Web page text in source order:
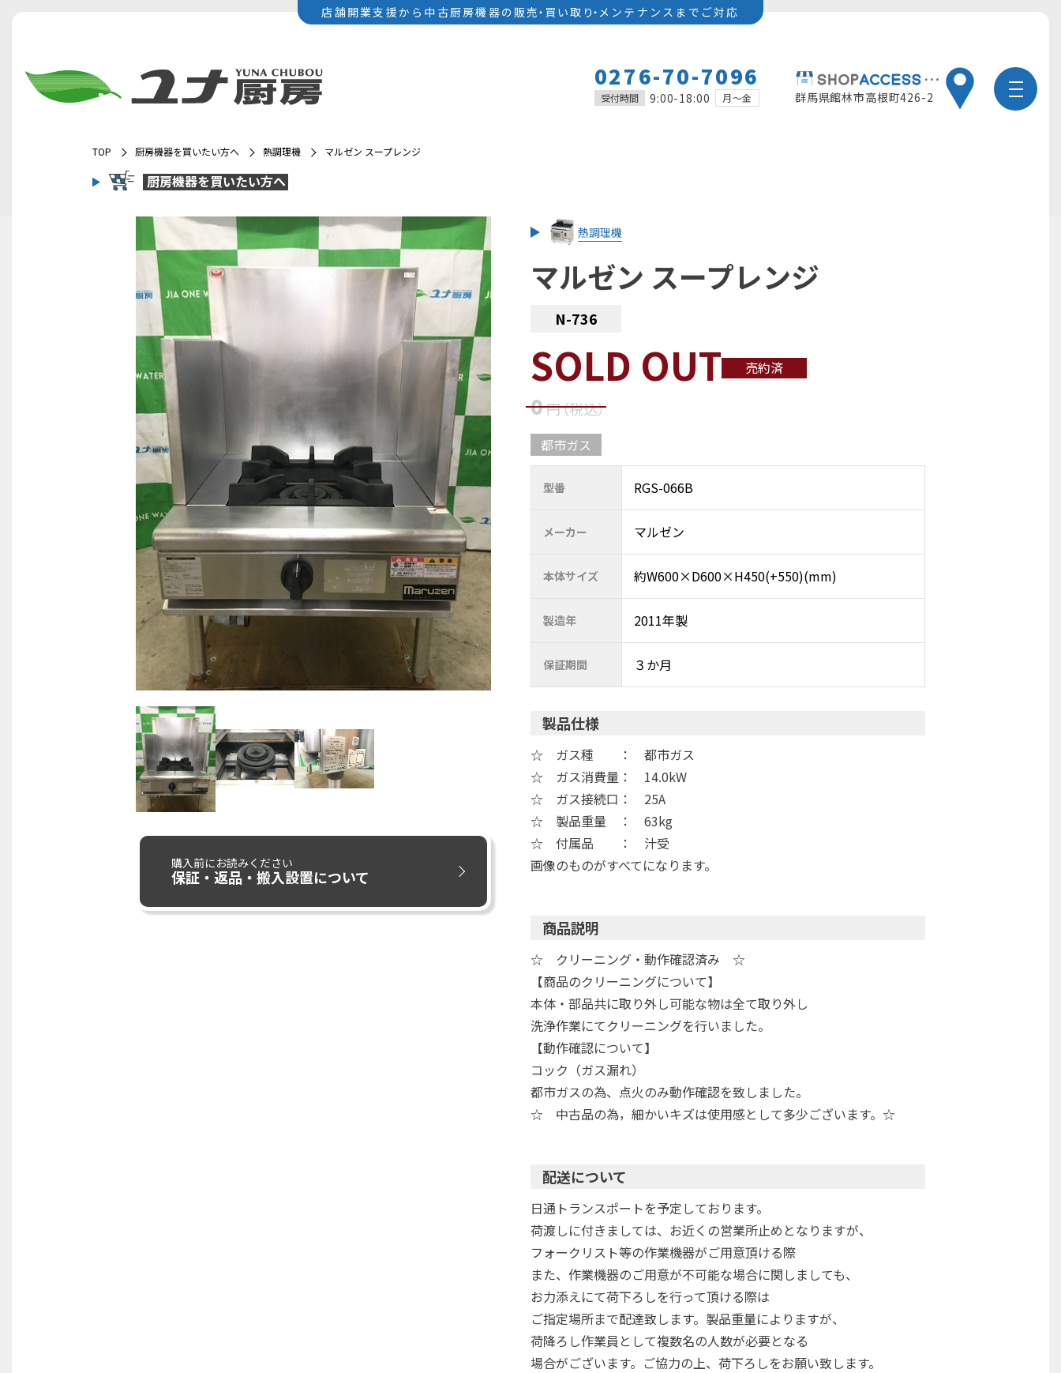
店舗開業支援から中古厨房機器の 販売・ 買い取 り・メンテナンスまでご対応
0276-70-7096
受付時間 9:00-18:00 月～金 群馬県館林市高根町426-2
TOP 厨房機器を買いたい方へ 熱調理機 マルゼン スープレンジ
厨房機器を買いたい方へ
購入前にお読みください
保証・返品・搬入設置について
熱調理機
マルゼン スープレンジ
N-736
SOLD OUT 売約済
0円（税込）
都市ガス
型番 RGS-066B
メーカー マルゼン
本体サイズ 約W600×D600×H450(+550)(mm)
製造年 2011年製
保証期間 ３か月
製品仕様
☆ ガス種 ： 都市ガス
☆ ガス消費量： 14.0kW
☆ ガス接続口： 25A
☆ 製品重量 ： 63kg
☆ 付属品 ： 汁受
画像のものがすべてになります。
商品説明
☆ クリーニング・動作確認済み ☆
【商品のクリーニングについて】
本体・部品共に取り外し可能な物は全て取り外し
洗浄作業にてクリーニングを行いました。
【動作確認について】
コック（ガス漏れ）
都市ガスの為、点火のみ動作確認を致しました。
☆ 中古品の為，細かいキズは使用感として多少ございます。☆
配送について
日通トランスポートを予定しております。
荷渡しに付きましては、お近くの営業所止めとなりますが、
フォークリスト等の作業機器がご用意頂ける際
また、作業機器のご用意が不可能な場合に関しましても、
お力添えにて荷下ろしを行って頂ける際は
ご指定場所まで配達致します。製品重量によりますが、
荷降ろし作業員として複数名の人数が必要となる
場合がございます。ご協力の上、荷下ろしをお願い致します。